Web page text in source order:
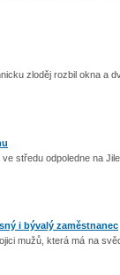
zloděj rozbil okna a
středu odpoledne na
i bývalý zaměstnanec
mužů, která má na